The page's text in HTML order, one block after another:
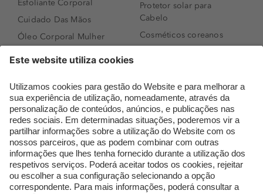
Esfoliante Corporal
Cuidado Das Mãos
Óleo Corporal Mulher
Sérum de Rosto
Body mist & Spray
corporal
Produtos para Cabelo
Homem
Espuma de Limpeza
Facial
Protetor solar para
Cabelo
Cosméticos coreanos
Perfumes árabes
Novidades
Melhores Perfumes
Femininos
TOP 10: Perfumes
Masculinos
Pestanas Postiças
Creme Rosto Homem